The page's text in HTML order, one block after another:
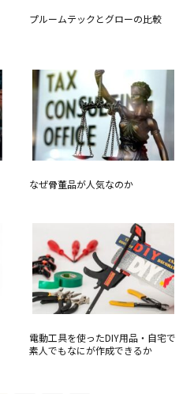
プルームテックとグローの比較
なぜ骨董品が人気なのか
電動工具を使ったDIY用品・自宅で
素人でもなにが作成できるか